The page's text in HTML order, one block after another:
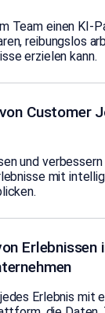
Team einen KI-
reibungslos
erzielen kann.
Customer
und verbessern
mit
Erlebnissen
Erlebnis mit